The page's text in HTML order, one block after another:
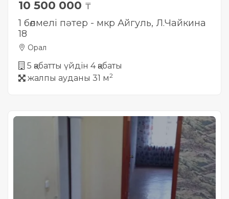
10 500 000 ₸
1 бөлмелі пәтер - мкр Айгуль, Л.Чайкина
18
Орал
5 қабатты үйдін 4 қабаты
жалпы ауданы 31 м2